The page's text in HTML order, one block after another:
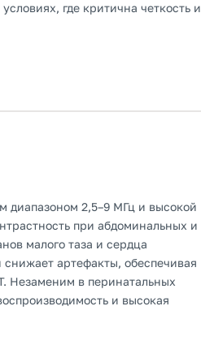
где критична четкость и
диапазоном 2,5–9 МГц и высокой
при абдоминальных и
малого таза и сердца
артефакты, обеспечивая
Незаменим в перинатальных
и высокая